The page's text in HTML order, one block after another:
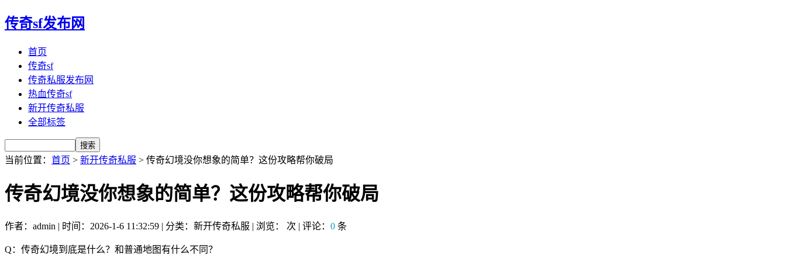
传奇sf发布网
首页
传奇sf
传奇私服发布网
热血传奇sf
新开传奇私服
全部标签
当前位置： 首页 > 新开传奇私服 > 传奇幻境没你想象的简单？这份攻略帮你破局
传奇幻境没你想象的简单？这份攻略帮你破局
作者：admin | 时间：2026-1-6 11:32:59 | 分类：新开传奇私服 | 浏览： 次 | 评论： 0 条
Q：传奇幻境到底是什么？和普通地图有什么不同？